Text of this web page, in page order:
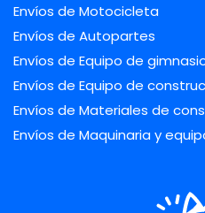
Envíos de Motocicleta
Envíos de Autopartes
Envíos de Equipo de
Envíos de Equipo de
Envíos de Materiales de
Envíos de Maquinaria y